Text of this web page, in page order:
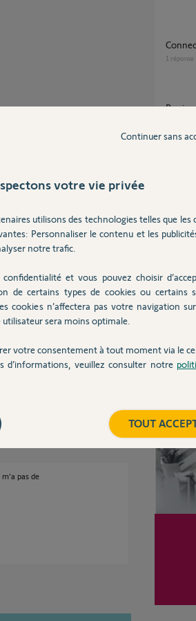
Partager cette question
de discussion
Quel est le
pas de
1 réponse
Bonjour, je recherche une bague moteur de
gdt
16
3réponses
votre vie privée
utilisons des technologies telles que les
Personnaliser le contenu et les
notre trafic.
et vous pouvez choisir
de certains types de cookies ou certains
cookies n’affectera pas votre navigation
sera moins optimale.
votre consentement à tout moment via le
d’informations, veuillez consulter notre
Continuer sans
TOUT